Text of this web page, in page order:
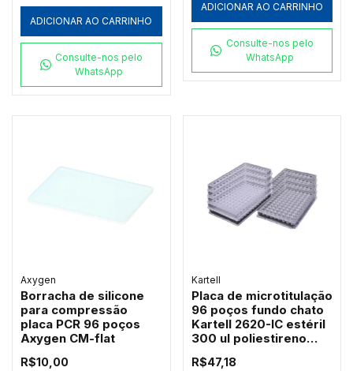
ADICIONAR AO CARRINHO
Consulte-nos pelo
WhatsApp
ADICIONAR AO CARRINHO
Consulte-nos pelo
WhatsApp
Axygen
Borracha de silicone
para compressão
placa PCR 96 poços
Axygen CM-flat
R$10,00
Kartell
Placa de microtitulação
96 poços fundo chato
Kartell 2620-IC estéril
300 ul poliestireno
R$47,18